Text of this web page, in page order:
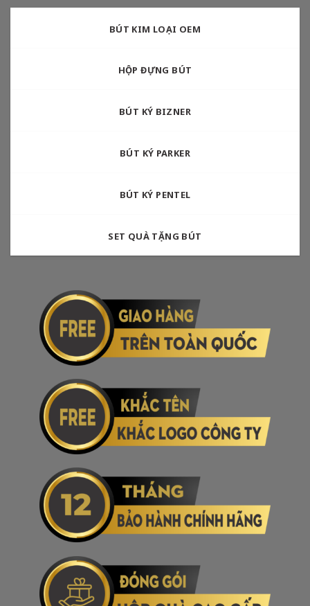
BÚT KIM LOẠI OEM
HỘP ĐỰNG BÚT
BÚT KÝ BIZNER
BÚT KÝ PARKER
BÚT KÝ PENTEL
SET QUÀ TẶNG BÚT